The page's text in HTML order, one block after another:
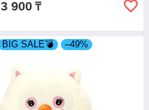
3 900 ₸
BIG SALE💣 –49%